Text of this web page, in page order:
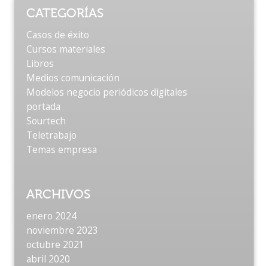
CATEGORÍAS
Casos de éxito
Cursos materiales
Libros
Medios comunicación
Modelos negocio periódicos digitales
portada
Sourtech
Teletrabajo
Temas empresa
ARCHIVOS
enero 2024
noviembre 2023
octubre 2021
abril 2020